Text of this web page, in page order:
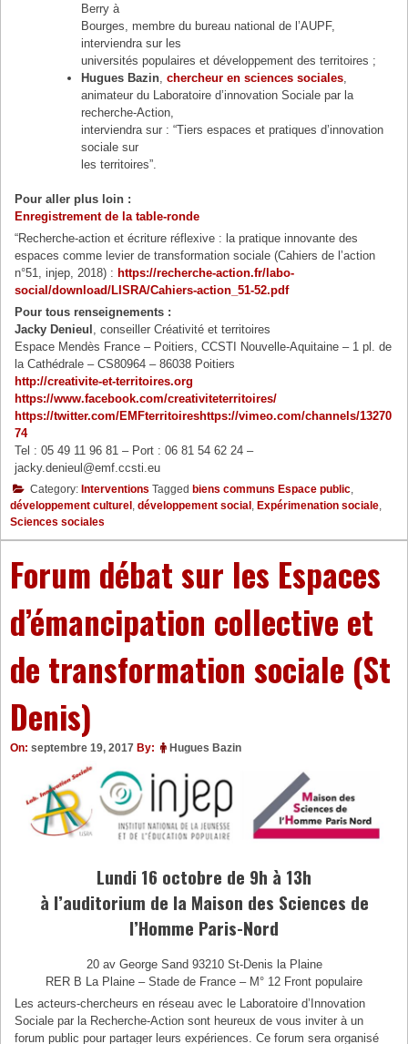
Berry à
Bourges, membre du bureau national de l’AUPF,
interviendra sur les
universités populaires et développement des territoires ;
Hugues Bazin ,chercheur en sciences sociales
animateur du Laboratoire d’innovation Sociale par la
recherche-Action,
interviendra sur : “Tiers espaces et pratiques d’innovation
sociale sur
les territoires”.
Pour aller plus loin :
Enregistrement de la table-ronde
“Recherche-action et écriture réflexive : la pratique innovante des
espaces comme levier de transformation sociale (Cahiers de l’action
n°51, injep, 2018) : https://recherche-action.fr/labo-
social/download/LISRA/Cahiers-action_51-52.pdf
Pour tous renseignements :
Jacky Denieul , conseiller Créativité et territoires
Espace Mendès France – Poitiers, CCSTI Nouvelle-Aquitaine – 1 pl. de
la Cathédrale – CS80964 – 86038 Poitiers
http://creativite-et-territoires.org
https://www.facebook.com/creativiteterritoires/
https://twitter.com/EMFterritoireshttps://vimeo.com/channels/13270
74
Tel : 05 49 11 96 81 – Port : 06 81 54 62 24 –
jacky.denieul@emf.ccsti.eu
Category: Interventions Tagged biens communs Espace public,
développement culturel , développement social , Expérimenation sociale,
Sciences sociales
Forum débat sur les Espaces
d’émancipation collective et
de transformation sociale (St
Denis)
On: septembre 19, 2017 By: Hugues Bazin
Lundi 16 octobre de 9h à 13h
à l’auditorium de la Maison des Sciences de
l’Homme Paris-Nord
20 av George Sand 93210 St-Denis la Plaine
RER B La Plaine – Stade de France – M° 12 Front populaire
Les acteurs-chercheurs en réseau avec le Laboratoire d’Innovation
Sociale par la Recherche-Action sont heureux de vous inviter à un
forum public pour partager leurs expériences. Ce forum sera organisé